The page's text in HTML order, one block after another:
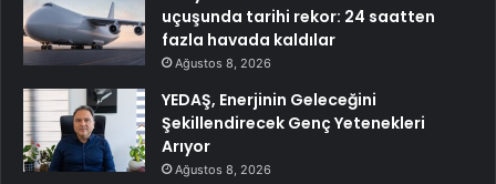
uçuşunda tarihi rekor: 24 saatten
fazla havada kaldılar
Ağustos 8, 2026
YEDAŞ, Enerjinin Geleceğini
Şekillendirecek Genç Yetenekleri
Arıyor
Ağustos 8, 2026